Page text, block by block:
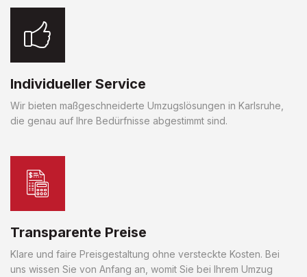
Individueller Service
Wir bieten maßgeschneiderte Umzugslösungen in Karlsruhe,
die genau auf Ihre Bedürfnisse abgestimmt sind.
Transparente Preise
Klare und faire Preisgestaltung ohne versteckte Kosten. Bei
uns wissen Sie von Anfang an, womit Sie bei Ihrem Umzug